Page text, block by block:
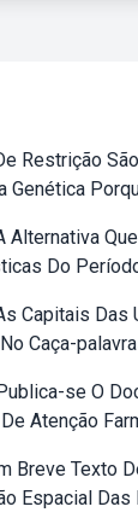
Restrição
Genética
Alternativa
Do
Capitais Das
Caça-
se O
Atenção
Breve Texto
Espacial Das